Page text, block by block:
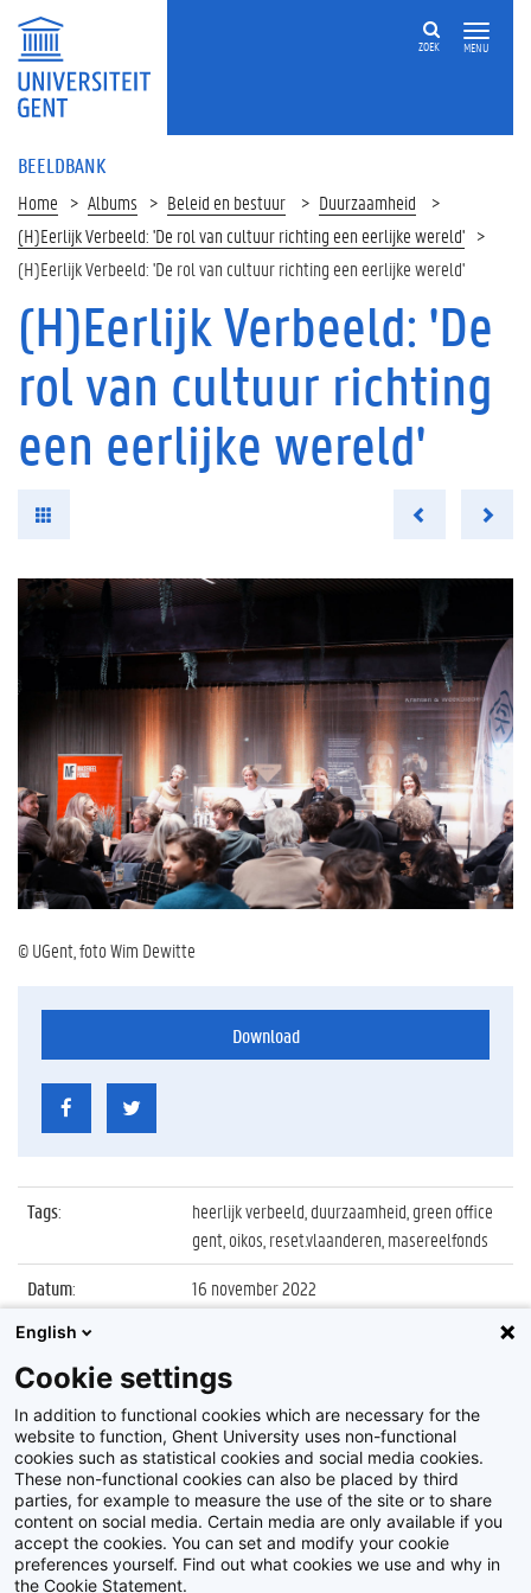
MENU
ZOEK
BEELDBANK
Home Albums Beleid en bestuur
Duurzaamheid
(H)Eerlijk Verbeeld: 'De rol van cultuur richting een eerlijke wereld'
(H)Eerlijk Verbeeld: 'De rol van cultuur richting een eerlijke wereld'
(H)Eerlijk Verbeeld: 'De
rol van cultuur richting
een eerlijke wereld'
© UGent, foto Wim Dewitte
Download
Tags:
heerlijk verbeeld, duurzaamheid, green office
gent, oikos, reset.vlaanderen, masereelfonds
Datum:
16 november 2022
Identificatienummer
Album:
(H)Eerlijk Verbeeld: 'De rol van cultuur richting
een eerlijke wereld'
Disclaimer
English
Cookie settings
In addition to functional cookies which are necessary for the
website to function, Ghent University uses non-functional
cookies such as statistical cookies and social media cookies.
These non-functional cookies can also be placed by third
parties, for example to measure the use of the site or to share
content on social media. Certain media are only available if you
accept the cookies. You can set and modify your cookie
preferences yourself. Find out what cookies we use and why in
the Cookie Statement.